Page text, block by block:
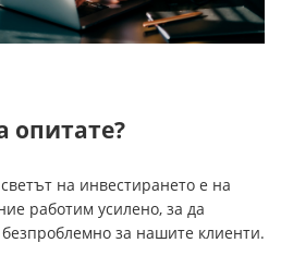
опитате?
светът на инвестирането е на
работим усилено, за да
за нашите клиенти.